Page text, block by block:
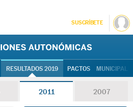
SUSCRÍBETE
RESULTADOS 2019 PACTOS
2011 2007